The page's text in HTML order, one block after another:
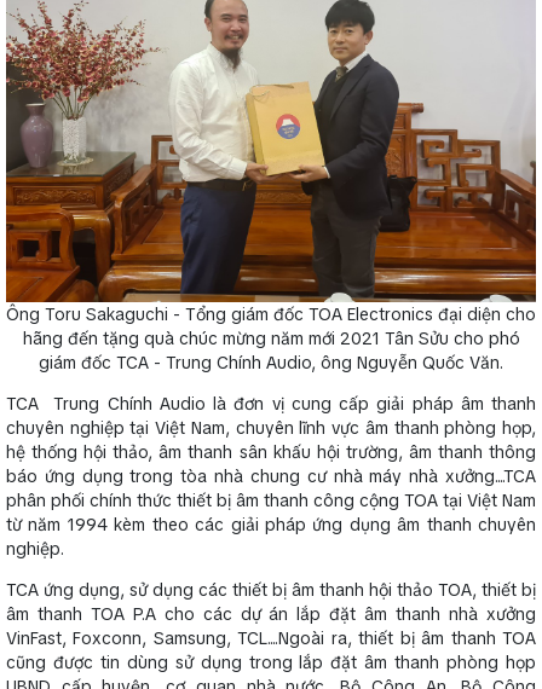
Ông Toru Sakaguchi - Tổng giám đốc TOA Electronics đại diện cho
hãng đến tặng quà chúc mừng năm mới 2021 Tân Sửu cho phó
giám đốc TCA - Trung Chính Audio, ông Nguyễn Quốc Văn.
TCA Trung Chính Audio là đơn vị cung cấp giải pháp âm thanh
chuyên nghiệp tại Việt Nam, chuyên lĩnh vực âm thanh phòng họp,
hệ thống hội thảo, âm thanh sân khấu hội trường, âm thanh thông
báo ứng dụng trong tòa nhà chung cư nhà máy nhà xưởng....TCA
phân phối chính thức thiết bị âm thanh công cộng TOA tại Việt Nam
từ năm 1994 kèm theo các giải pháp ứng dụng âm thanh chuyên
nghiệp.
TCA ứng dụng, sử dụng các thiết bị âm thanh hội thảo TOA, thiết bị
âm thanh TOA P.A cho các dự án lắp đặt âm thanh nhà xưởng
VinFast, Foxconn, Samsung, TCL....Ngoài ra, thiết bị âm thanh TOA
cũng được tin dùng sử dụng trong lắp đặt âm thanh phòng họp